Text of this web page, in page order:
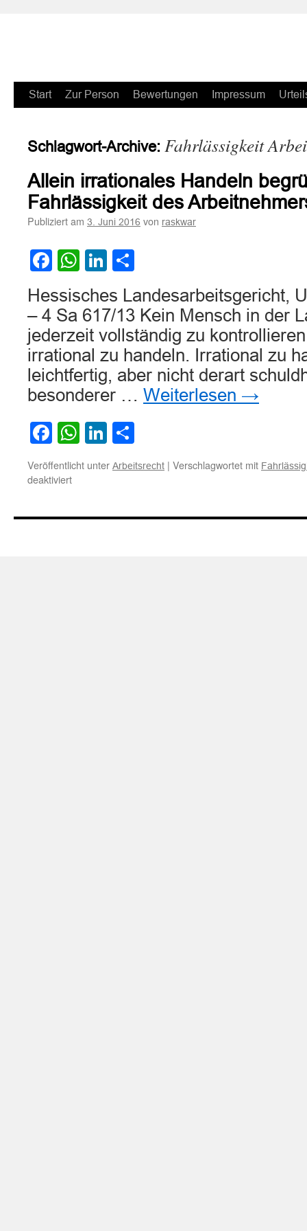
Zum
springen
Start Zur Person Bewertungen Impressum
Schlagwort-Archive: Fahrlässigkeit
Allein irrationales Handeln
Fahrlässigkeit des
Publiziert am 3. Juni 2016 von raskwar
Facebook
WhatsApp
LinkedIn
Hessisches Landesarbeitsgericht,
– 4 Sa 617/13 Kein Mensch in der
jederzeit vollständig zu
irrational zu handeln. Irrational zu
leichtfertig, aber nicht derart
besonderer … Weiterlesen →
Facebook
WhatsApp
LinkedIn
Veröffentlicht unter Arbeitsrecht | Verschlagwortet mit
deaktiviertfür
Handeln